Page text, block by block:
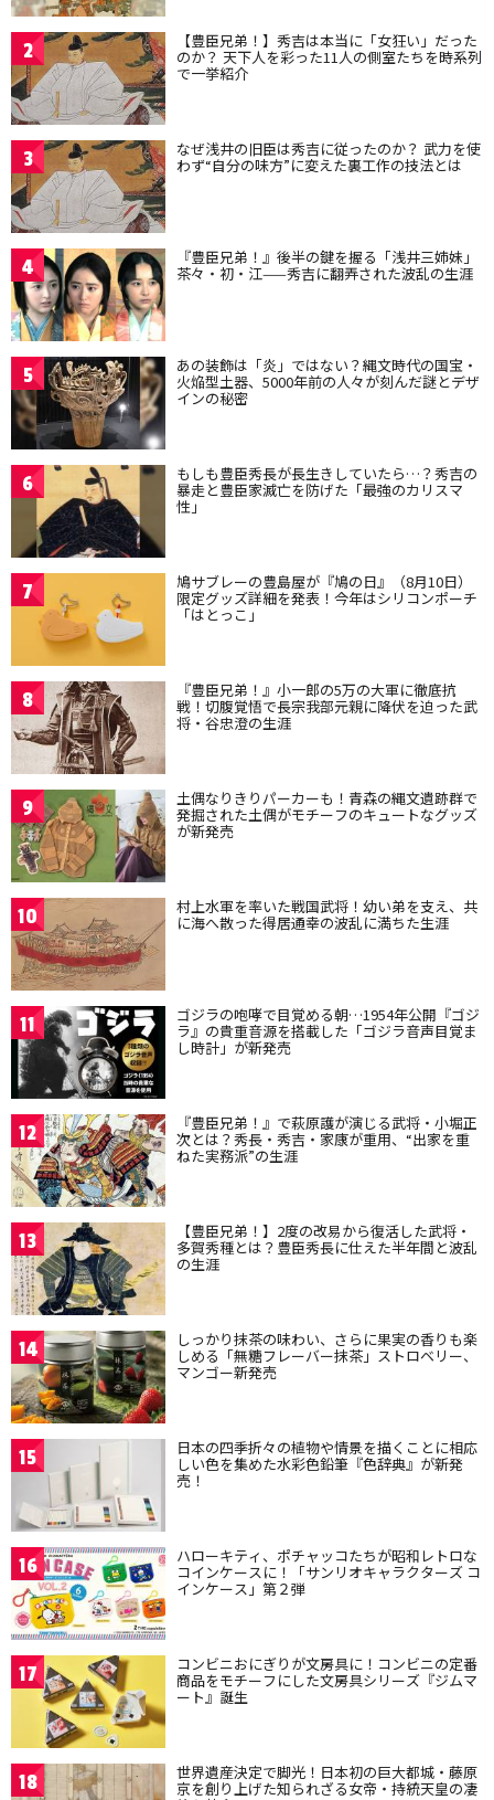
2 【豊臣兄弟！】秀吉は本当に「女狂い」だった
のか？ 天下人を彩った11人の側室たちを時系列
で一挙紹介
3 なぜ浅井の旧臣は秀吉に従ったのか？ 武力を使
わず“自分の味方”に変えた裏工作の技法とは
4 『豊臣兄弟！』後半の鍵を握る「浅井三姉妹」
茶々・初・江——秀吉に翻弄された波乱の生涯
5 あの装飾は「炎」ではない？縄文時代の国宝・
火焔型土器、5000年前の人々が刻んだ謎とデザ
インの秘密
6 もしも豊臣秀長が長生きしていたら…？秀吉の
暴走と豊臣家滅亡を防げた「最強のカリスマ
性」
7 鳩サブレーの豊島屋が『鳩の日』（8月10日）
限定グッズ詳細を発表！今年はシリコンポーチ
「はとっこ」
8 『豊臣兄弟！』小一郎の5万の大軍に徹底抗
戦！切腹覚悟で長宗我部元親に降伏を迫った武
将・谷忠澄の生涯
9 土偶なりきりパーカーも！青森の縄文遺跡群で
発掘された土偶がモチーフのキュートなグッズ
が新発売
10 村上水軍を率いた戦国武将！幼い弟を支え、共
に海へ散った得居通幸の波乱に満ちた生涯
11 ゴジラの咆哮で目覚める朝…1954年公開『ゴジ
ラ』の貴重音源を搭載した「ゴジラ音声目覚ま
し時計」が新発売
12 『豊臣兄弟！』で萩原護が演じる武将・小堀正
次とは？秀長・秀吉・家康が重用、“出家を重
ねた実務派”の生涯
13 【豊臣兄弟！】2度の改易から復活した武将・
多賀秀種とは？豊臣秀長に仕えた半年間と波乱
の生涯
14 しっかり抹茶の味わい、さらに果実の香りも楽
しめる「無糖フレーバー抹茶」ストロベリー、
マンゴー新発売
15 日本の四季折々の植物や情景を描くことに相応
しい色を集めた水彩色鉛筆『色辞典』が新発
売！
16 ハローキティ、ポチャッコたちが昭和レトロな
コインケースに！「サンリオキャラクターズ コ
インケース」第２弾
17 コンビニおにぎりが文房具に！コンビニの定番
商品をモチーフにした文房具シリーズ『ジムマ
ート』誕生
18 世界遺産決定で脚光！日本初の巨大都城・藤原
京を創り上げた知られざる女帝・持統天皇の凄